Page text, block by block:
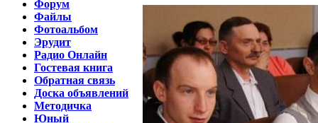
Форум
Файлы
Фотоальбом
Эрудит
Радио Онлайн
Гостевая книга
Обратная связь
Доска объявлений
Методичка
Юный